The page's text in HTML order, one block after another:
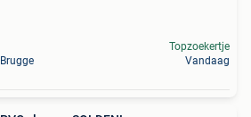
Brugge
Topzoekertje
Vandaag